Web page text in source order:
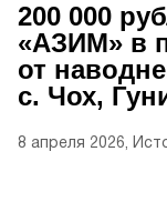
200 000
«АЗИМ» в
от
с. Чох,
8 апреля 2026,